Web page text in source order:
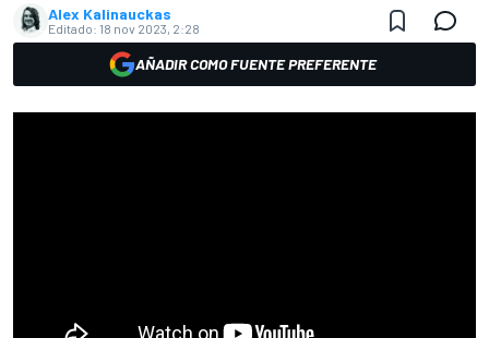
Alex Kalinauckas
Editado: 18 nov 2023, 2:28
AÑADIR COMO FUENTE PREFERENTE